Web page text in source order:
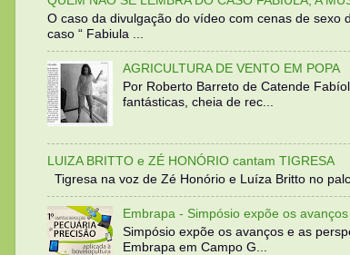
O caso da divulgação do vídeo com cenas de
caso “ Fabiula ...
AGRICULTURA DE VENTO EM POPA
Por Roberto Barreto de Catende
fantásticas, cheia de rec...
LUIZA BRITTO e ZÉ HONÓRIO cantam TIGRESA
Tigresa na voz de Zé Honório e Luíza Britto no
Embrapa - Simpósio expõe os
Simpósio expõe os avanços e as
Embrapa em Campo G...